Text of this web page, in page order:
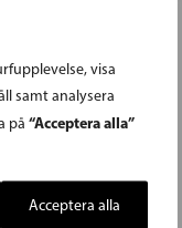
visa
samt analysera
på “Acceptera alla”
Acceptera alla
(SFP) är
Bland
i Kimito
ringväg.